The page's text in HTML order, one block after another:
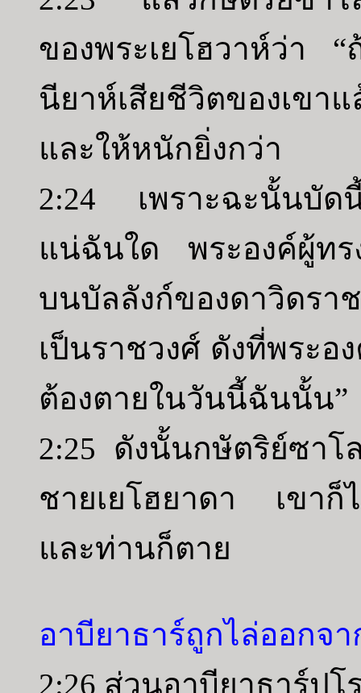
ของพระเยโฮวาห์ว่า “
นียาห์เสียชีวิตของเขา
และให้หนักยิ่งกว่า
2:24 เพราะฉะนั้นบัดนี้
แน่ฉันใด พระองค์ผู้ทร
บนบัลลังก์ของดาวิดร
เป็นราชวงศ์ ดังที่พระ
ต้องตายในวันนี้ฉันนั้น”
2:25 ดังนั้นกษัตริย์ซาโ
ชายเยโฮยาดา เขาก็
และท่านก็ตาย
อาบียาธาร์ถูกไล่ออกจ
2:26 ส่วนอาบียาธาร์ปุ